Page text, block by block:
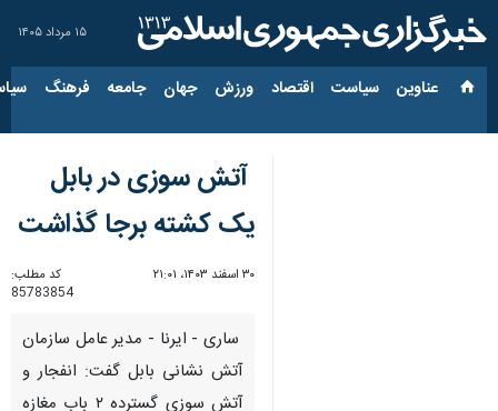
۱۵ مرداد ۱۴۰۵
عناوین‌ سیاست اقتصاد ورزش جهان جامعه فرهنگ
‌ ‌آتش سوزی در بابل
یک کشته برجا گذاشت
۳۰ اسفند ۱۴۰۳، ۲۱:۰۱
کد مطلب:
85783854
ساری - ایرنا - مدیر عامل سازمان
آتش نشانی بابل گفت: انفجار و
آتش سوزی گسترده ۲ باب مغازه